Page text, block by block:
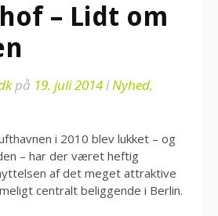
– Lidt om
på 19. juli 2014iNyhed,
i 2010 blev lukket – og
– har der været heftig
af det meget attraktive
centralt beliggende i Berlin.